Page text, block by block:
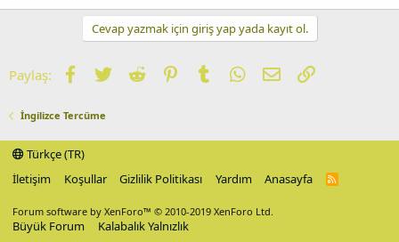
Cevap yazmak için giriş yap yada kayıt ol.
Paylaş: Facebook
TwitterReddit PinterestTumblrWhatsApp
E-postaLink
İngilizce Tercüme
Türkçe (TR)
İletişim
Koşullar Gizlilik Politikası Yardım Anasayfa
R
Forum software by XenForo™ © 2010-2019 XenForo Ltd.
Büyük Forum Kalabalık Yalnızlık